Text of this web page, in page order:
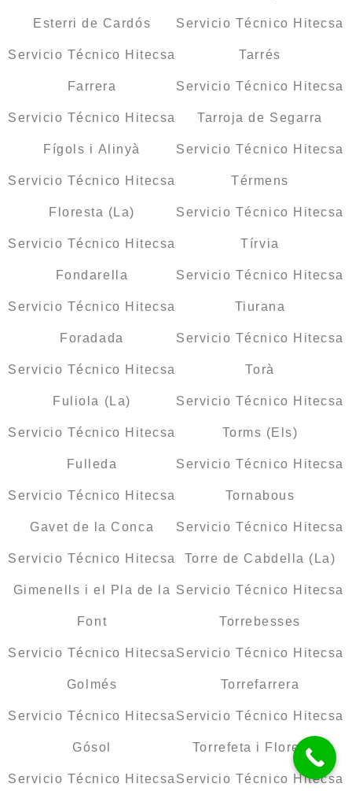
Esterri de Cardós
Servicio Técnico Hitecsa
Farrera
Servicio Técnico Hitecsa
Fígols i Alinyà
Servicio Técnico Hitecsa
Floresta (La)
Servicio Técnico Hitecsa
Fondarella
Servicio Técnico Hitecsa
Foradada
Servicio Técnico Hitecsa
Fuliola (La)
Servicio Técnico Hitecsa
Fulleda
Servicio Técnico Hitecsa
Gavet de la Conca
Servicio Técnico Hitecsa
Gimenells i el Pla de la
Font
Servicio Técnico Hitecsa
Golmés
Servicio Técnico Hitecsa
Gósol
Servicio Técnico Hitecsa
Servicio Técnico Hitecsa
Tarrés
Servicio Técnico Hitecsa
Tarroja de Segarra
Servicio Técnico Hitecsa
Térmens
Servicio Técnico Hitecsa
Tírvia
Servicio Técnico Hitecsa
Tiurana
Servicio Técnico Hitecsa
Torà
Servicio Técnico Hitecsa
Torms (Els)
Servicio Técnico Hitecsa
Tornabous
Servicio Técnico Hitecsa
Torre de Cabdella (La)
Servicio Técnico Hitecsa
Torrebesses
Servicio Técnico Hitecsa
Torrefarrera
Servicio Técnico Hitecsa
Torrefeta i Florejacs
Servicio Técnico Hitecsa